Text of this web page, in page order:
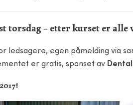
torsdag – etter kurset er alle
ledsagere, egen påmelding via
er gratis, sponset av